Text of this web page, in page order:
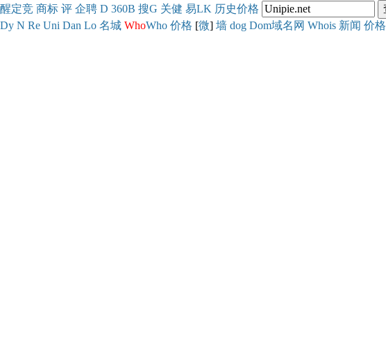
醒定竞 商标 评 企聘 D 360B 搜G 关健 易LK 历史价格
Dy N Re Uni Dan Lo 名城 WhoWho 价格 [微] 墙 dog Dom域名网 Whois 新闻 价格